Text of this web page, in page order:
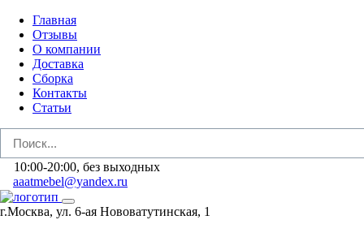
Главная
Отзывы
О компании
Доставка
Сборка
Контакты
Статьи
10:00-20:00, без выходных
aaatmebel@yandex.ru
г.Москва, ул. 6-ая Нововатутинская, 1